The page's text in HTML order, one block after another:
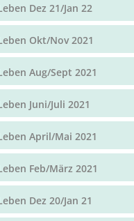
Dez 21/Jan 22
Okt/Nov 2021
Aug/Sept 2021
Juni/Juli 2021
April/Mai 2021
Feb/März 2021
Dez 20/Jan 21